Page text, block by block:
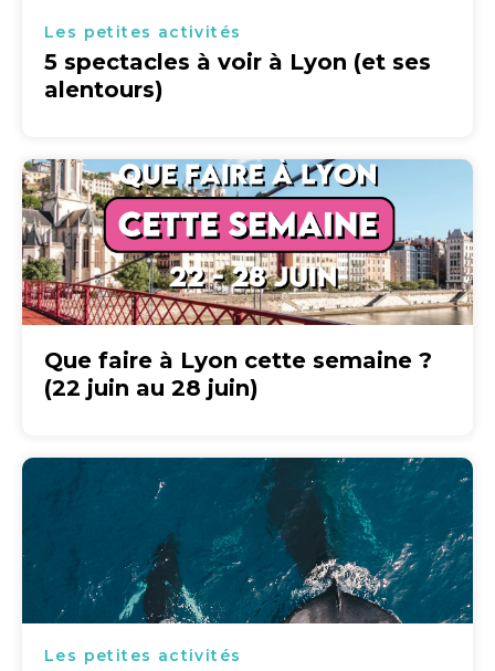
Les petites activités
5 spectacles à voir à Lyon (et ses
alentours)
Que faire à Lyon cette semaine ?
(22 juin au 28 juin)
Les petites activités